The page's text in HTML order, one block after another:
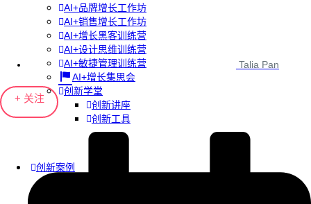
AI+品牌增长工作坊
AI+销售增长工作坊
AI+增长黑客训练营
AI+设计思维训练营
AI+敏捷管理训练营
AI+增长集思会
创新学堂
创新讲座
创新工具
创新案例
Talia Pan
+ 关注